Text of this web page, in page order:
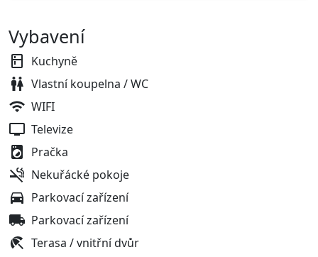
Vybavení
Kuchyně
Vlastní koupelna / WC
WIFI
Televize
Pračka
Nekuřácké pokoje
Parkovací zařízení
Parkovací zařízení
Terasa / vnitřní dvůr